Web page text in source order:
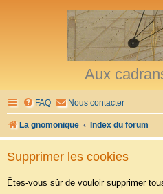
Aux
FAQ Nous contacter
La gnomonique Index du forum
Supprimer les cookies
Êtes-vous sûr de vouloir supprimer